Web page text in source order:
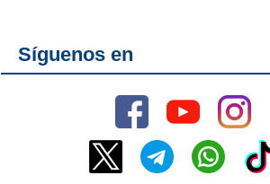
Síguenos en